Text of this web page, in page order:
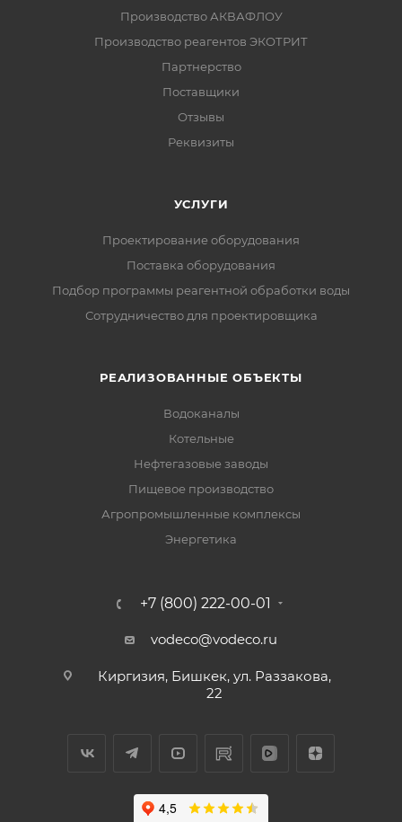
Производство АКВАФЛОУ
Производство реагентов ЭКОТРИТ
Партнерство
Поставщики
Отзывы
Реквизиты
УСЛУГИ
Проектирование оборудования
Поставка оборудования
Подбор программы реагентной обработки воды
Сотрудничество для проектировщика
РЕАЛИЗОВАННЫЕ ОБЪЕКТЫ
Водоканалы
Котельные
Нефтегазовые заводы
Пищевое производство
Агропромышленные комплексы
Энергетика
+7 (800) 222-00-01
vodeco@vodeco.ru
Киргизия, Бишкек, ул. Раззакова,
22